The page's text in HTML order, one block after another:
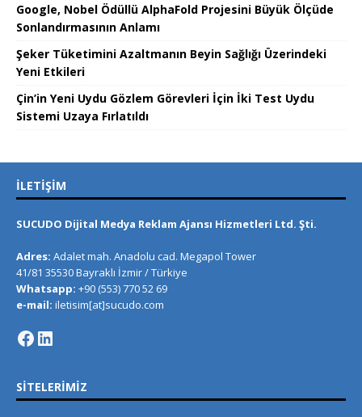
Google, Nobel Ödüllü AlphaFold Projesini Büyük Ölçüde
Sonlandırmasının Anlamı
Şeker Tüketimini Azaltmanın Beyin Sağlığı Üzerindeki
Yeni Etkileri
Çin’in Yeni Uydu Gözlem Görevleri İçin İki Test Uydu
Sistemi Uzaya Fırlatıldı
İLETIŞIM
SUCUDO Dijital Medya Reklam Ajansı Hizmetleri Ltd. Şti.
Adres: Adalet mah. Anadolu cad. Megapol Tower
41/81 35530 Bayraklı İzmir / Türkiye
Whatsapp: +90 (553) 770 52 69
e-mail: iletisim[at]sucudo.com
SITELERIMIZ